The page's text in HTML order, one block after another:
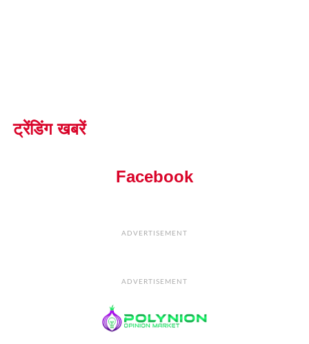
ट्रेंडिंग खबरें
Facebook
ADVERTISEMENT
ADVERTISEMENT